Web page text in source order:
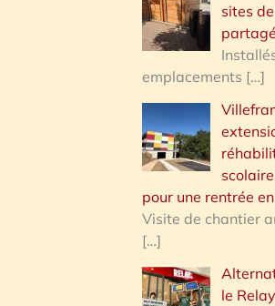
sites
emplacements […]
pour une rentrée
Visite de chantier
[…]
le